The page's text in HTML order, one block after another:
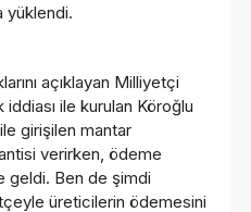
yüklendi.
açıklayan Milliyetçi
ile kurulan Köroğlu
girişilen mantar
verirken, ödeme
geldi. Ben de şimdi
üreticilerin ödemesini